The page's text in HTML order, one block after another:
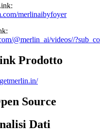
:
merlinaibyfoyer
:
@merlin_ai/videos//
Prodotto
Source
Dati